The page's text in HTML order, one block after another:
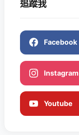
追蹤我
Facebook
Instagram
Youtube